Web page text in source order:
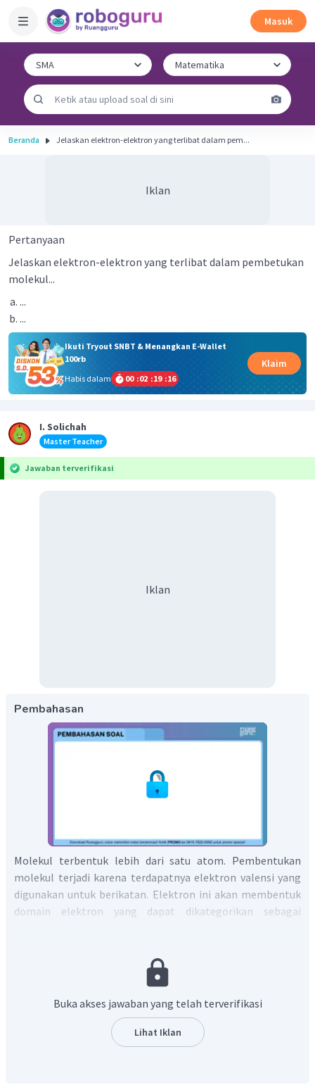
Masuk
Beranda Jelaskan elektron-elektron yang terlibat dalam pem...
Iklan
Pertanyaan
Jelaskan elektron-elektron yang terlibat dalam pembetukan
molekul...
...
...
Ikuti Tryout SNBT & Menangkan E-Wallet
100rb
Habis dalam
00 :02 :19 :16
Klaim
I. Solichah
Master Teacher
Jawaban terverifikasi
Iklan
Pembahasan
Molekul terbentuk lebih dari satu atom. Pembentukan
molekul terjadi karena terdapatnya elektron valensi yang
digunakan untuk berikatan. Elektron ini akan membentuk
domain elektron yang dapat dikategorikan sebagai
membentuk suatu sudut yang akan membentuk bentuk
molekul adalah elektron valensi, elektron valensi
akan membentuk domain elektron, domain elektron
akan saling tolak menolak satu sama lain sehingga
Buka akses jawaban yang telah terverifikasi
Lihat Iklan